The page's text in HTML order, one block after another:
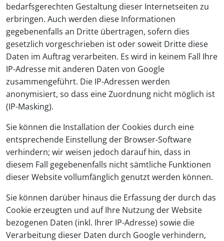
bedarfsgerechten Gestaltung dieser Internetseiten zu
erbringen. Auch werden diese Informationen
gegebenenfalls an Dritte übertragen, sofern dies
gesetzlich vorgeschrieben ist oder soweit Dritte diese
Daten im Auftrag verarbeiten. Es wird in keinem Fall Ihre
IP-Adresse mit anderen Daten von Google
zusammengeführt. Die IP-Adressen werden
anonymisiert, so dass eine Zuordnung nicht möglich ist
(IP-Masking).
Sie können die Installation der Cookies durch eine
entsprechende Einstellung der Browser-Software
verhindern; wir weisen jedoch darauf hin, dass in
diesem Fall gegebenenfalls nicht sämtliche Funktionen
dieser Website vollumfänglich genutzt werden können.
Sie können darüber hinaus die Erfassung der durch das
Cookie erzeugten und auf Ihre Nutzung der Website
bezogenen Daten (inkl. Ihrer IP-Adresse) sowie die
Verarbeitung dieser Daten durch Google verhindern,